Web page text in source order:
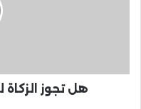
هل تجوز